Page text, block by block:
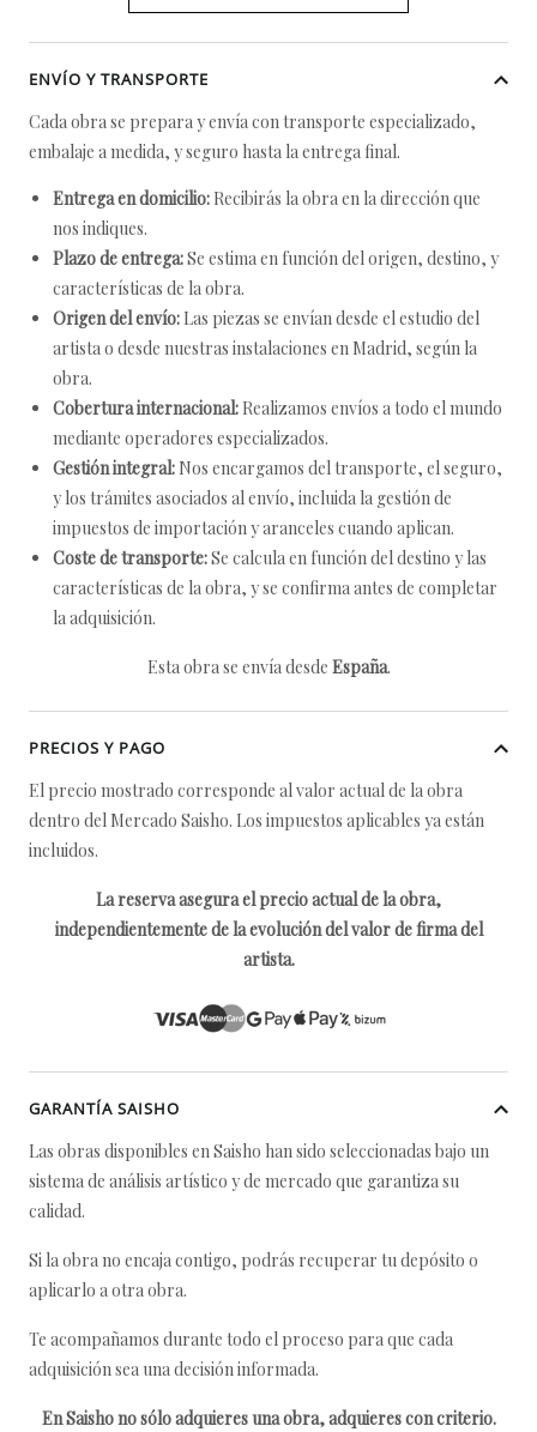
ENVÍO Y TRANSPORTE
Cada obra se prepara y envía con transporte especializado,
embalaje a medida, y seguro hasta la entrega final.
Entrega en domicilio: Recibirás la obra en la dirección que
nos indiques.
Plazo de entrega:Se estima en función del origen, destino, y
características de la obra.
Origen del envío: Las piezas se envían desde el estudio del
artista o desde nuestras instalaciones en Madrid, según la
obra.
Cobertura internacional: Realizamos envíos a todo el mundo
mediante operadores especializados.
Gestión integral: Nos encargamos del transporte, el seguro,
y los trámites asociados al envío, incluida la gestión de
impuestos de importación y aranceles cuando aplican.
Coste de transporte:Se calcula en función del destino y las
características de la obra, y se confirma antes de completar
la adquisición.
Esta obra se envía desde España.
PRECIOS Y PAGO
El precio mostrado corresponde al valor actual de la obra
dentro del Mercado Saisho. Los impuestos aplicables ya están
incluidos.
La reserva asegura el precio actual de la obra,
independientemente de la evolución del valor de firma del
artista.
GARANTÍA SAISHO
Las obras disponibles en Saisho han sido seleccionadas bajo un
sistema de análisis artístico y de mercado que garantiza su
calidad.
Si la obra no encaja contigo, podrás recuperar tu depósito o
aplicarlo a otra obra.
Te acompañamos durante todo el proceso para que cada
adquisición sea una decisión informada.
En Saisho no sólo adquieres una obra, adquieres con criterio.